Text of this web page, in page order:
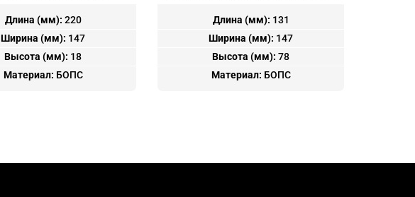
Длина (мм): 220
Ширина (мм): 147
Высота (мм): 18
Материал: БОПС
Длина (мм): 131
Ширина (мм): 147
Высота (мм): 78
Материал: БОПС